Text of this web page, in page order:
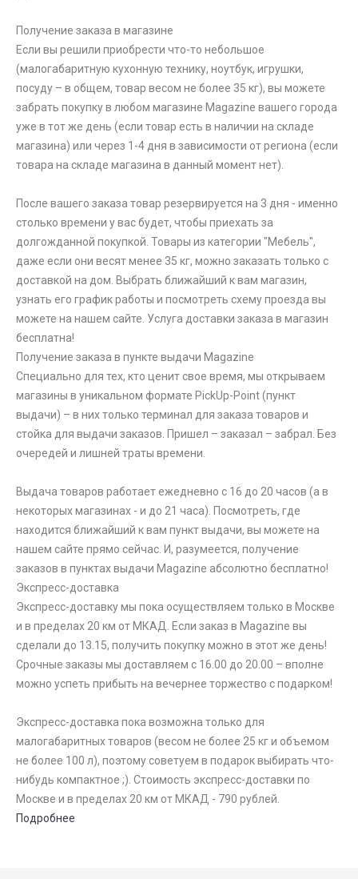
Получение заказа в магазине
Если вы решили приобрести что-то небольшое
(малогабаритную кухонную технику, ноутбук, игрушки,
посуду – в общем, товар весом не более 35 кг), вы можете
забрать покупку в любом магазине Magazine вашего города
уже в тот же день (если товар есть в наличии на складе
магазина) или через 1-4 дня в зависимости от региона (если
товара на складе магазина в данный момент нет).
После вашего заказа товар резервируется на 3 дня - именно
столько времени у вас будет, чтобы приехать за
долгожданной покупкой. Товары из категории "Мебель",
даже если они весят менее 35 кг, можно заказать только с
доставкой на дом. Выбрать ближайший к вам магазин,
узнать его график работы и посмотреть схему проезда вы
можете на нашем сайте. Услуга доставки заказа в магазин
бесплатна!
Получение заказа в пункте выдачи Magazine
Специально для тех, кто ценит свое время, мы открываем
магазины в уникальном формате PickUp-Point (пункт
выдачи) – в них только терминал для заказа товаров и
стойка для выдачи заказов. Пришел – заказал – забрал. Без
очередей и лишней траты времени.
Выдача товаров работает ежедневно с 16 до 20 часов (а в
некоторых магазинах - и до 21 часа). Посмотреть, где
находится ближайший к вам пункт выдачи, вы можете на
нашем сайте прямо сейчас. И, разумеется, получение
заказов в пунктах выдачи Magazine абсолютно бесплатно!
Экспресс-доставка
Экспресс-доставку мы пока осуществляем только в Москве
и в пределах 20 км от МКАД. Если заказ в Magazine вы
сделали до 13.15, получить покупку можно в этот же день!
Срочные заказы мы доставляем с 16.00 до 20.00 – вполне
можно успеть прибыть на вечернее торжество с подарком!
Экспресс-доставка пока возможна только для
малогабаритных товаров (весом не более 25 кг и объемом
не более 100 л), поэтому советуем в подарок выбирать что-
нибудь компактное ;). Стоимость экспресс-доставки по
Москве и в пределах 20 км от МКАД - 790 рублей.
Подробнее